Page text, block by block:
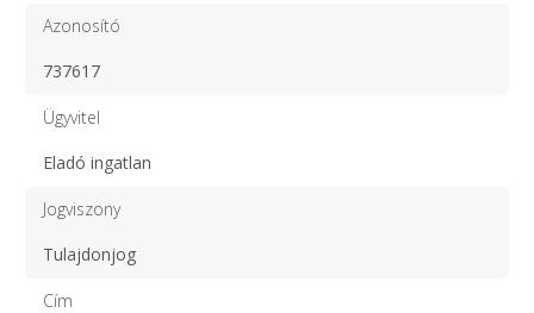
Azonosító
737617
Ügyvitel
Eladó ingatlan
Jogviszony
Tulajdonjog
Cím